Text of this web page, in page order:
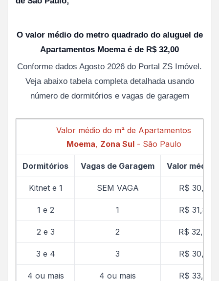
O valor médio do metro quadrado do aluguel de
Apartamentos Moema é de R$ 32,00
Conforme dados Agosto 2026 do Portal ZS Imóvel.
Veja abaixo tabela completa detalhada usando
número de dormitórios e vagas de garagem
Valor médio do m² de Apartamentos
Moema, Zona Sul- São Paulo
Dormitórios Vagas de Garagem Valor médio
Kitnet e 1 SEM VAGA R$ 30,33
1 e 2 1 R$ 31,84
2 e 3 2 R$ 32,46
3 e 4 3 R$ 30,36
4 ou mais 4 ou mais R$ 33,30